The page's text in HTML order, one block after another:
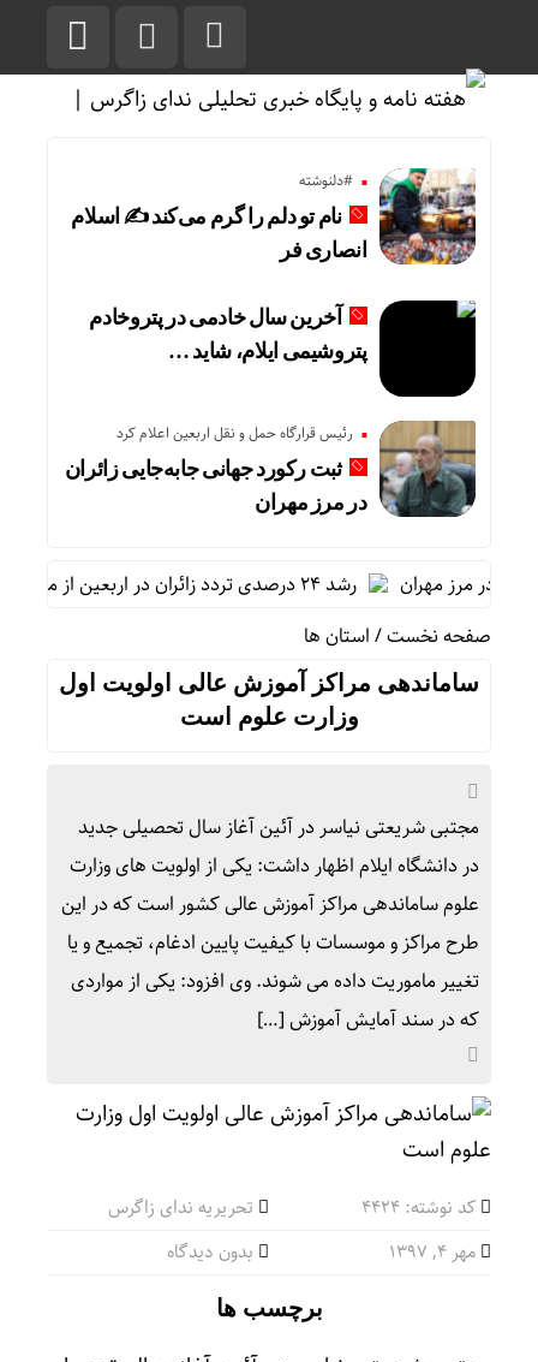
#دلنوشته
نام تو دلم را گرم می‌کند ✍️ اسلام
انصاری فر
آخرین سال خادمی در پتروخادم
پتروشیمی ایلام، شاید …
رئیس قرارگاه حمل و نقل اربعین اعلام کرد
ثبت رکورد جهانی جابه‌جایی زائران
در مرز مهران
در مرز مهران
رشد ۲۴ درصدی تردد زائران در اربعین از مرز مهران
صفحه نخست/استان ها
ساماندهی مراکز آموزش عالی اولویت اول
وزارت علوم است
مجتبی شریعتی نیاسر در آئین آغاز سال تحصیلی جدید
در دانشگاه ایلام اظهار داشت: یکی از اولویت های وزارت
علوم ساماندهی مراکز آموزش عالی کشور است که در این
طرح مراکز و موسسات با کیفیت پایین ادغام، تجمیع و یا
تغییر ماموریت داده می شوند. وی افزود: یکی از مواردی
که در سند آمایش آموزش […]
کد نوشته: 4424
تحریریه ندای زاگرس
مهر ۴, ۱۳۹۷
بدون دیدگاه
برچسب ها